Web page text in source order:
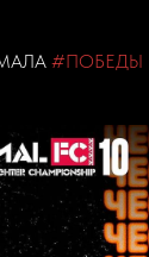
#ПОБЕДЫ